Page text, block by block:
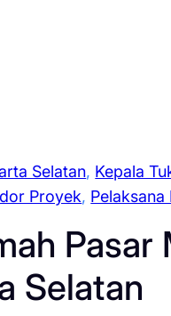
Selatan, Kepala
Proyek, Pelaksana
Pasar
Selatan